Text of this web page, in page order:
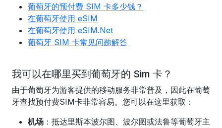
葡萄牙的预付费 SIM 卡多少钱？
在葡萄牙使用 eSIM
在葡萄牙使用 eSIM.Net
葡萄牙 SIM 卡常见问题解答
我可以在哪里买到葡萄牙的 Sim 卡？
由于葡萄牙为游客提供的移动服务非常普及，因此在葡萄
牙查找预付费SIM卡非常容易。您可以在这里获取：
机场 ：抵达里斯本波尔图、波尔图或法鲁等葡萄牙主